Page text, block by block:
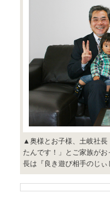
▲奥様とお子様、土岐社
たんです！」とご家族が
長は『良き遊び相手のじぃ